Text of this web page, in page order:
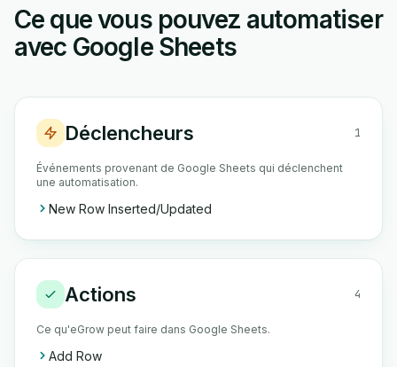
Ce que vous pouvez automatiser
avec Google Sheets
Déclencheurs 1
Événements provenant de Google Sheets qui déclenchent
une automatisation.
New Row Inserted/Updated
Actions 4
Ce qu'eGrow peut faire dans Google Sheets.
Add Row